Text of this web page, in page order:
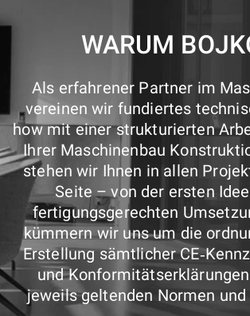
WARUM
Als erfahrener Partner im
vereinen wir fundiertes
how mit einer strukturierten
Ihrer Maschinenbau
stehen wir Ihnen in allen
Seite – von der ersten
fertigungsgerechten
kümmern wir uns um die
Erstellung sämtlicher
und
jeweils geltenden Normen